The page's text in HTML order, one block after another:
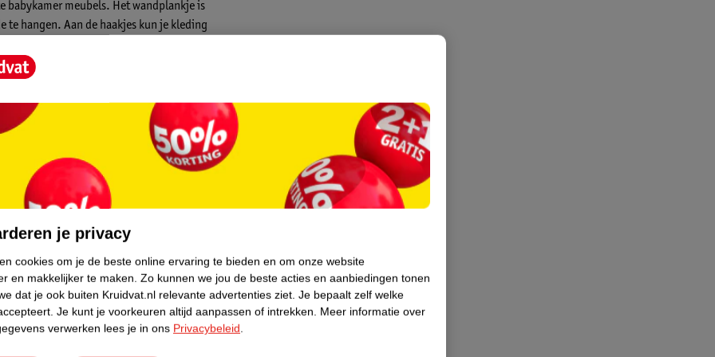
babykamer meubels. Het wandplankje is
te hangen. Aan de haakjes kun je kleding
Bowie
je privacy
cookies om je de beste online ervaring te bieden en om onze website
en makkelijker te maken. Zo kunnen we jou de beste acties en aanbiedingen tonen
dat je ook buiten Kruidvat.nl relevante advertenties ziet. Je bepaalt zelf welke
Je kunt je voorkeuren altijd aanpassen of intrekken. Meer informatie over
verwerken lees je in ons Privacybeleid.